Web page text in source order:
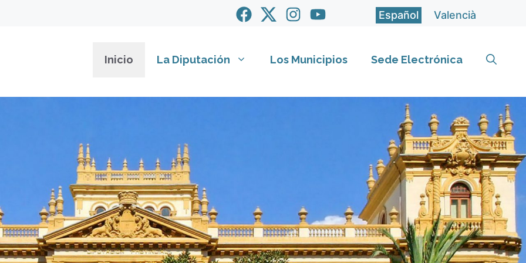
Español Valencià
Inicio La Diputación Los Municipios Sede Electrónica